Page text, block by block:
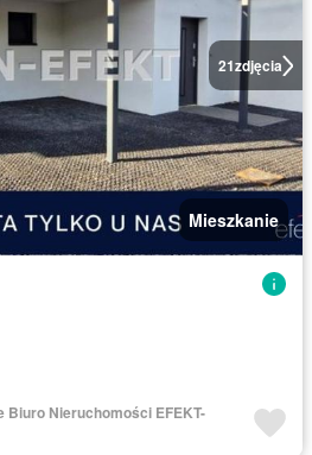
21zdjęcia
Mieszkanie
Biuro Nieruchomości EFEKT-